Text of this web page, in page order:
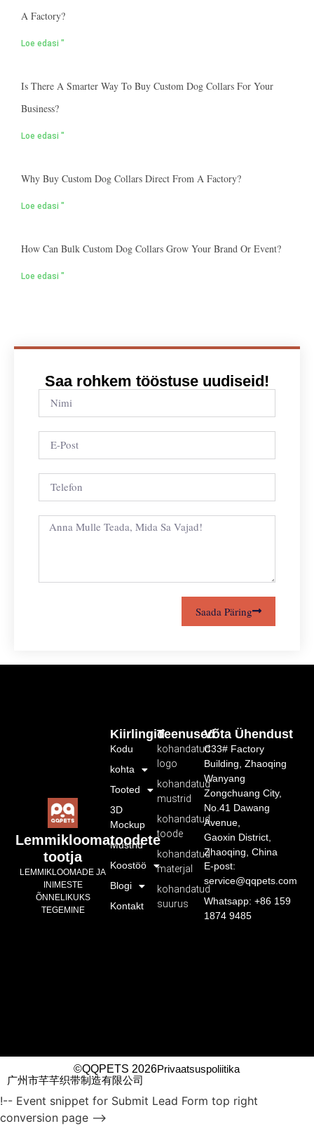
A Factory?
Loe edasi "
Is There A Smarter Way To Buy Custom Dog Collars For Your
Business?
Loe edasi "
Why Buy Custom Dog Collars Direct From A Factory?
Loe edasi "
How Can Bulk Custom Dog Collars Grow Your Brand Or Event?
Loe edasi "
Saa rohkem tööstuse uudiseid!
Saada Päring
Lemmikloomatoodete
tootja
LEMMIKLOOMADE JA
INIMESTE
ÕNNELIKUKS
TEGEMINE
Teenused
kohandatud
logo
kohandatud
mustrid
kohandatud
toode
kohandatud
materjal
kohandatud
suurus
Kiirlingid
Kodu
kohta
Tooted
3D
Mockup
Mustrid
Koostöö
Blogi
Kontakt
Võta Ühendust
C33# Factory
Building, Zhaoqing
Wanyang
Zongchuang City,
No.41 Dawang
Avenue,
Gaoxin District,
Zhaoqing, China
E-post:
service@qqpets.com
Whatsapp: +86 159
1874 9485
©QQPETS 2026Privaatsuspoliitika
广州市芊芊织带制造有限公司
!-- Event snippet for Submit Lead Form top right
conversion page -->